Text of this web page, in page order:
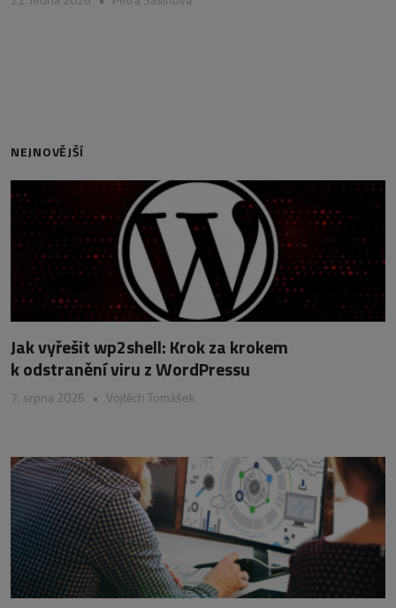
NEJNOVĚJŠÍ
Jak vyřešit wp2shell: Krok za krokem
k odstranění viru z WordPressu
7. srpna 2026 • Vojtěch Tomášek